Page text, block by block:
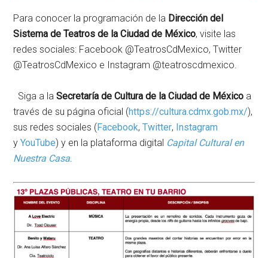
Para conocer la programación de la Dirección del
Sistema de Teatros de la Ciudad de México, visite las
redes sociales: Facebook @TeatrosCdMexico, Twitter
@TeatrosCdMexico e Instagram @teatroscdmexico.
Siga a laSecretaría de Cultura de la Ciudad de México a
través de su página oficial (https://cultura.cdmx.gob.mx/),
sus redes sociales ( Facebook,Twitter, Instagram
yYouTube) y en la plataforma digital Capital Cultural en
Nuestra Casa.